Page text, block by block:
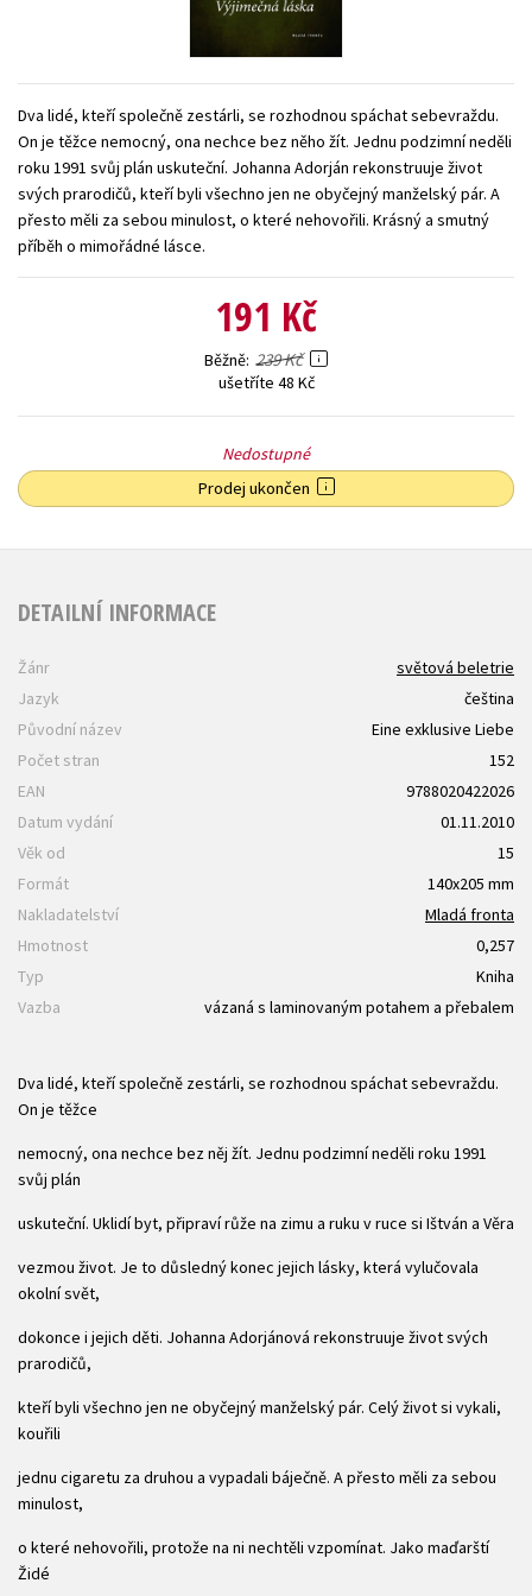
Zahraniční literatura
Všechny tituly
Dva lidé, kteří společně zestárli, se rozhodnou spáchat sebevraždu.
On je těžce nemocný, ona nechce bez něho žít. Jednu podzimní neděli
roku 1991 svůj plán uskuteční. Johanna Adorján rekonstruuje život
svých prarodičů, kteří byli všechno jen ne obyčejný manželský pár. A
přesto měli za sebou minulost, o které nehovořili. Krásný a smutný
příběh o mimořádné lásce.
191 Kč
Běžně 239 Kč
ušetříte 48 Kč
Nedostupné
Prodej ukončen
DETAILNÍ INFORMACE
Žánr
světová beletrie
Jazyk
čeština
Původní název
Eine exklusive Liebe
Počet stran
152
EAN
9788020422026
Datum vydání
01.11.2010
Věk od
15
Formát
140x205 mm
Nakladatelství
Mladá fronta
Hmotnost
0,257
Typ
Kniha
Vazba
vázaná s laminovaným potahem a přebalem
Dva lidé, kteří společně zestárli, se rozhodnou spáchat sebevraždu.
On je těžce
nemocný, ona nechce bez něj žít. Jednu podzimní neděli roku 1991
svůj plán
uskuteční. Uklidí byt, připraví růže na zimu a ruku v ruce si Ištván a Věra
vezmou život. Je to důsledný konec jejich lásky, která vylučovala
okolní svět,
dokonce i jejich děti. Johanna Adorjánová rekonstruuje život svých
prarodičů,
kteří byli všechno jen ne obyčejný manželský pár. Celý život si vykali,
kouřili
jednu cigaretu za druhou a vypadali báječně. A přesto měli za sebou
minulost,
o které nehovořili, protože na ni nechtěli vzpomínat. Jako maďarští
Židé